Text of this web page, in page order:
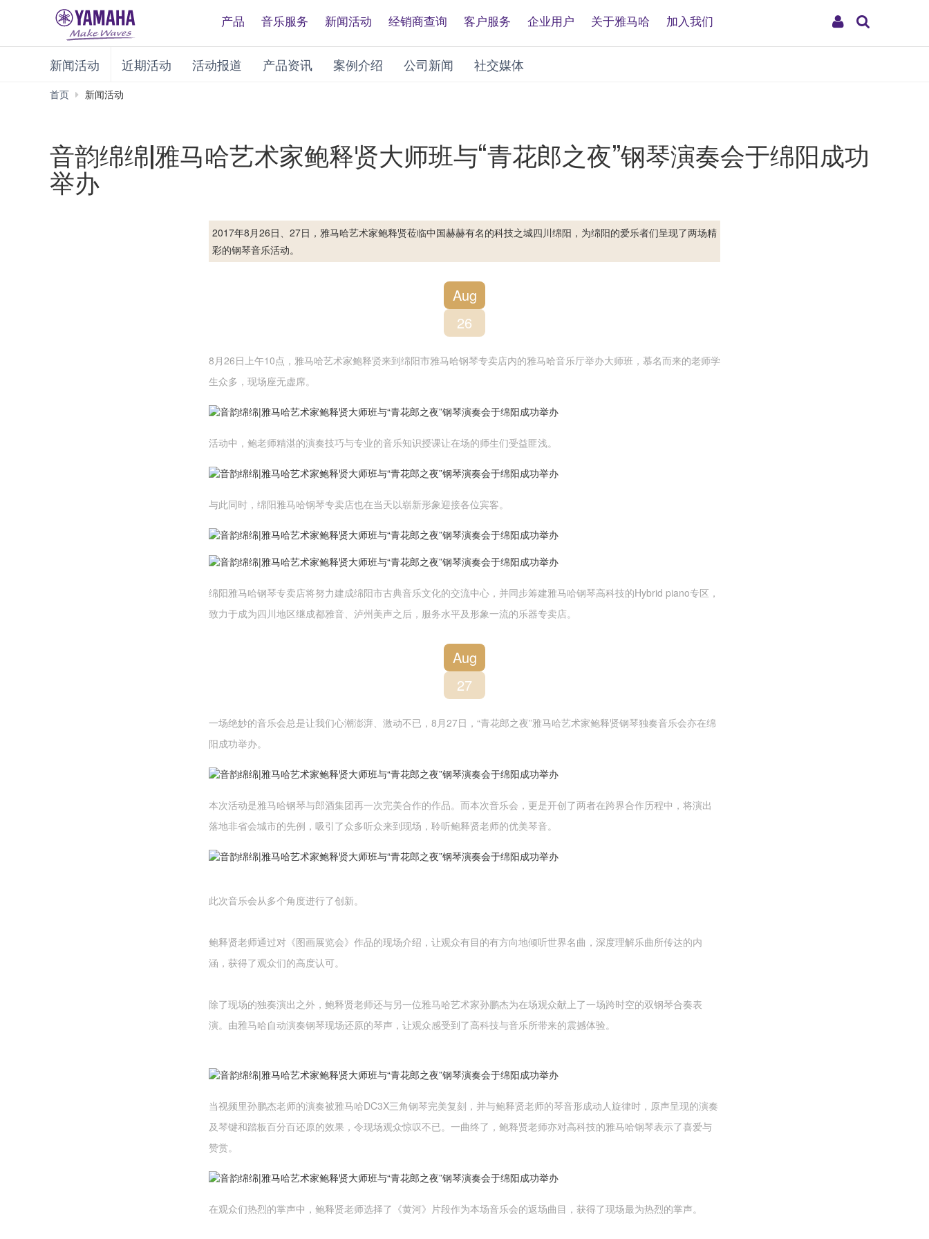
My
产品 音乐服务 新闻活动 经销商查询 客户服务 企业用户 关于雅马哈 加入我们
新闻活动 近期活动 活动报道 产品资讯 案例介绍 公司新闻 社交媒体
首页 新闻活动
音韵绵绵|雅马哈艺术家鲍释贤大师班与“青花郎之夜”钢琴演奏会于绵阳成功
举办
2017年8月26日、27日，雅马哈艺术家鲍释贤莅临中国赫赫有名的科技之城四川绵阳，为绵阳的爱乐者们呈现了两场精
彩的钢琴音乐活动。
Aug
26
8月26日上午10点，雅马哈艺术家鲍释贤来到绵阳市雅马哈钢琴专卖店内的雅马哈音乐厅举办大师班，慕名而来的老师学
生众多，现场座无虚席。
活动中，鲍老师精湛的演奏技巧与专业的音乐知识授课让在场的师生们受益匪浅。
与此同时，绵阳雅马哈钢琴专卖店也在当天以崭新形象迎接各位宾客。
绵阳雅马哈钢琴专卖店将努力建成绵阳市古典音乐文化的交流中心，并同步筹建雅马哈钢琴高科技的Hybrid piano专区，
致力于成为四川地区继成都雅音、泸州美声之后，服务水平及形象一流的乐器专卖店。
Aug
27
一场绝妙的音乐会总是让我们心潮澎湃、激动不已，8月27日，“青花郎之夜”雅马哈艺术家鲍释贤钢琴独奏音乐会亦在绵
阳成功举办。
本次活动是雅马哈钢琴与郎酒集团再一次完美合作的作品。而本次音乐会，更是开创了两者在跨界合作历程中，将演出
落地非省会城市的先例，吸引了众多听众来到现场，聆听鲍释贤老师的优美琴音。
此次音乐会从多个角度进行了创新。
鲍释贤老师通过对《图画展览会》作品的现场介绍，让观众有目的有方向地倾听世界名曲，深度理解乐曲所传达的内
涵，获得了观众们的高度认可。
除了现场的独奏演出之外，鲍释贤老师还与另一位雅马哈艺术家孙鹏杰为在场观众献上了一场跨时空的双钢琴合奏表
演。由雅马哈自动演奏钢琴现场还原的琴声，让观众感受到了高科技与音乐所带来的震撼体验。
当视频里孙鹏杰老师的演奏被雅马哈DC3X三角钢琴完美复刻，并与鲍释贤老师的琴音形成动人旋律时，原声呈现的演奏
及琴键和踏板百分百还原的效果，令现场观众惊叹不已。一曲终了，鲍释贤老师亦对高科技的雅马哈钢琴表示了喜爱与
赞赏。
在观众们热烈的掌声中，鲍释贤老师选择了《黄河》片段作为本场音乐会的返场曲目，获得了现场最为热烈的掌声。